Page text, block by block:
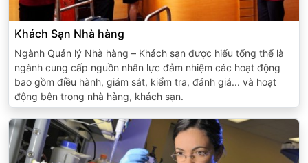
Khách Sạn Nhà hàng
Ngành Quản lý Nhà hàng – Khách sạn được hiểu tổng thể là
ngành cung cấp nguồn nhân lực đảm nhiệm các hoạt động
bao gồm điều hành, giám sát, kiểm tra, đánh giá... và hoạt
động bên trong nhà hàng, khách sạn.